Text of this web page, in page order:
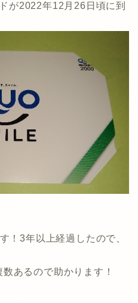
が2022年12月26日頃に到
！3年以上経過したので、
あるので助かります！